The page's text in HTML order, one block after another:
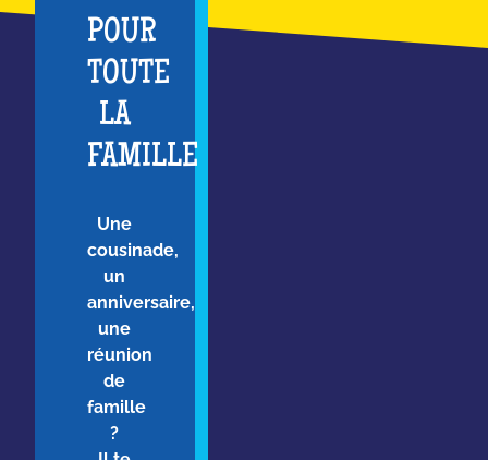
POUR
TOUTE
LA
FAMILLE
Une
cousinade,
un
anniversaire,
une
réunion
de
famille
?